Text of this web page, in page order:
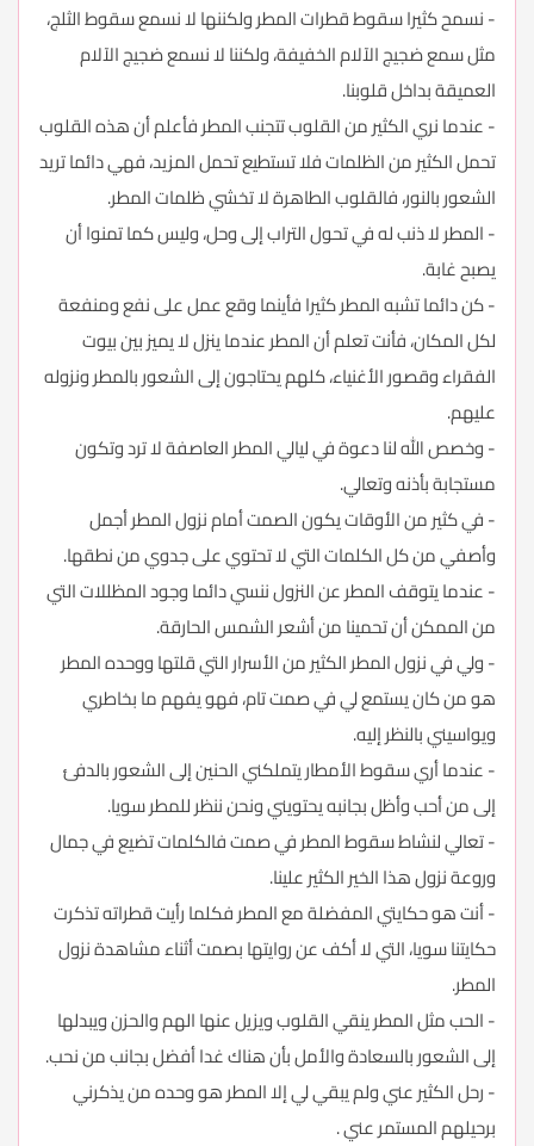
- نسمح كثيرا سقوط قطرات المطر ولكننها لا نسمع سقوط الثلج،
مثل سمع ضجيج الآلام الخفيفة، ولكننا لا نسمع ضجيج الآلام
العميقة بداخل قلوبنا.
- عندما نري الكثير من القلوب تتجنب المطر فأعلم أن هذه القلوب
تحمل الكثير من الظلمات فلا تستطيع تحمل المزيد، فهي دائما تريد
الشعور بالنور، فالقلوب الطاهرة لا تخشي ظلمات المطر.
- المطر لا ذنب له في تحول التراب إلى وحل، وليس كما تمنوا أن
يصبح غابة.
- كن دائما تشبه المطر كثيرا فأينما وقع عمل على نفع ومنفعة
لكل المكان، فأنت تعلم أن المطر عندما ينزل لا يميز بين بيوت
الفقراء وقصور الأغنياء، كلهم يحتاجون إلى الشعور بالمطر ونزوله
عليهم.
- وخصص الله لنا دعوة في ليالي المطر العاصفة لا ترد وتكون
مستجابة بأذنه وتعالي.
- في كثير من الأوقات يكون الصمت أمام نزول المطر أجمل
وأصفي من كل الكلمات التي لا تحتوي على جدوي من نطقها.
- عندما يتوقف المطر عن النزول ننسي دائما وجود المظللات التي
من الممكن أن تحمينا من أشعر الشمس الحارقة.
- ولي في نزول المطر الكثير من الأسرار التي قلتها ووحده المطر
هو من كان يستمع لي في صمت تام، فهو يفهم ما بخاطري
ويواسيني بالنظر إليه.
- عندما أري سقوط الأمطار يتملكني الحنين إلى الشعور بالدفئ
إلى من أحب وأظل بجانبه يحتويني ونحن ننظر للمطر سويا.
- تعالي لنشاط سقوط المطر في صمت فالكلمات تضيع في جمال
وروعة نزول هذا الخير الكثير علينا.
- أنت هو حكايتي المفضلة مع المطر فكلما رأيت قطراته تذكرت
حكايتنا سويا، التي لا أكف عن روايتها بصمت أثناء مشاهدة نزول
المطر.
- الحب مثل المطر ينقي القلوب ويزيل عنها الهم والحزن ويبدلها
إلى الشعور بالسعادة والأمل بأن هناك غدا أفضل بجانب من نحب.
- رحل الكثير عني ولم يبقي لي إلا المطر هو وحده من يذكرني
برحيلهم المستمر عني .